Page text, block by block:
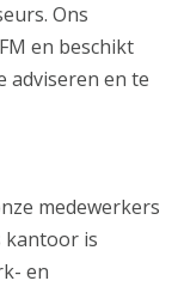
Ons
en beschikt
adviseren en te
medewerkers
kantoor is
en